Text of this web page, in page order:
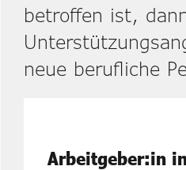
betroffen ist,
neue berufliche
Arbeitgeber:in